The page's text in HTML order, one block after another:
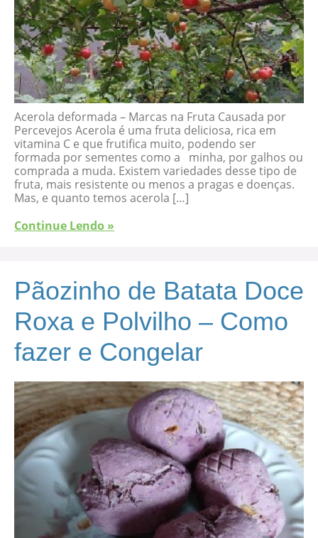
Acerola deformada – Marcas na Fruta Causada por
Percevejos Acerola é uma fruta deliciosa, rica em
vitamina C e que frutifica muito, podendo ser
formada por sementes como a minha, por galhos ou
comprada a muda. Existem variedades desse tipo de
fruta, mais resistente ou menos a pragas e doenças.
Mas, e quanto temos acerola […]
Continue Lendo »
Pãozinho de Batata Doce
Roxa e Polvilho – Como
fazer e Congelar